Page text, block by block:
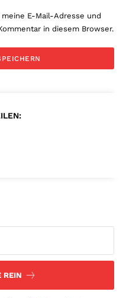
E-Mail-Adresse und
in diesem Browser.
REIN